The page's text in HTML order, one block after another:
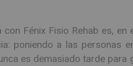
con Fénix Fisio Rehab es,
poniendo a las personas
es demasiado tarde